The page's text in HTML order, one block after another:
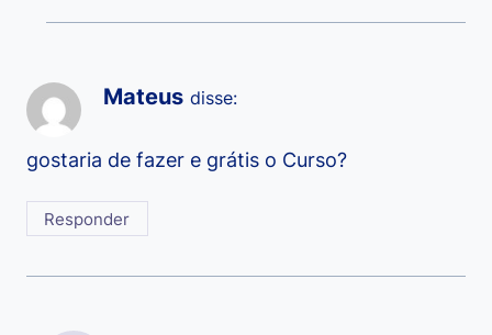
Mateus disse:
gostaria de fazer e grátis o Curso?
Responder